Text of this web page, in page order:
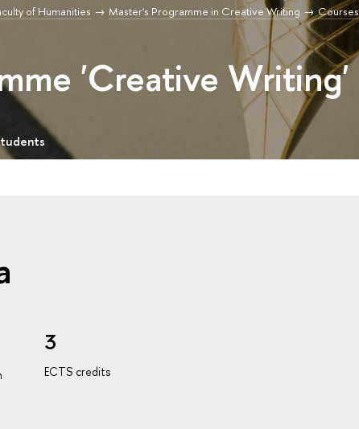
of Humanities Master's Programme in Creative Writing Courses
'Creative Writing'
3
ECTS credits